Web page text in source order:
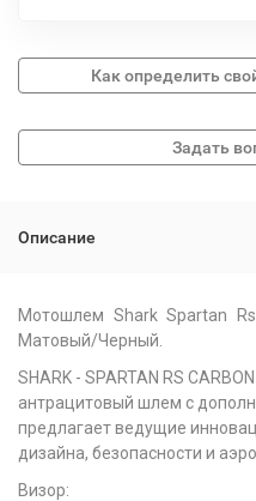
Как определить
Описание
Мотошлем Shark Spartan
Матовый/Черный.
SHARK - SPARTAN RS
антрацитовый шлем с
предлагает ведущие
дизайна, безопасности и
Визор: